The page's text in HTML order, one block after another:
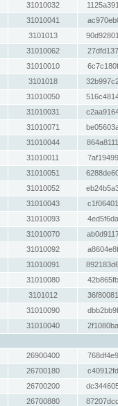
31010032
31010041
3101013
31010062
31010010
3101018
31010050
31010031
31010071
31010044
31010011
31010051
31010052
31010043
31010093
31010070
31010092
31010091
31010080
3101012
31010090
31010040
26900400
26700180
26700200
26700880